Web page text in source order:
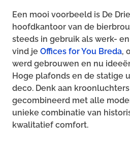
Een mooi voorbeeld is De
hoofdkantoor van de
steeds in gebruik als werk-
vind je Offices for You Breda,
werd gebrouwen en nu
Hoge plafonds en de statige
deco. Denk aan
gecombineerd met alle
unieke combinatie van
kwalitatief comfort.